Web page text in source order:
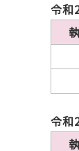
令和
令和